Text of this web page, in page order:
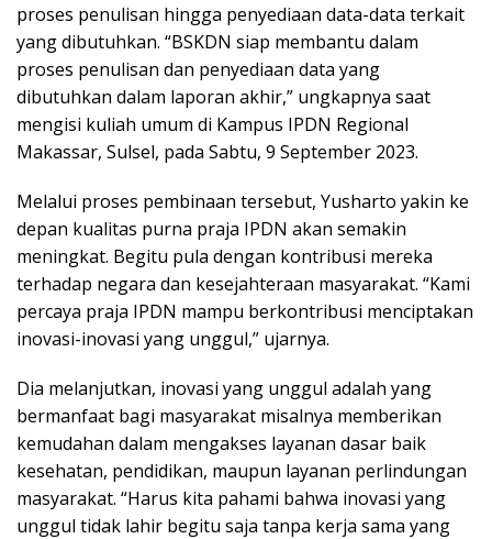
proses penulisan hingga penyediaan data-data terkait
yang dibutuhkan. “BSKDN siap membantu dalam
proses penulisan dan penyediaan data yang
dibutuhkan dalam laporan akhir,” ungkapnya saat
mengisi kuliah umum di Kampus IPDN Regional
Makassar, Sulsel, pada Sabtu, 9 September 2023.
Melalui proses pembinaan tersebut, Yusharto yakin ke
depan kualitas purna praja IPDN akan semakin
meningkat. Begitu pula dengan kontribusi mereka
terhadap negara dan kesejahteraan masyarakat. “Kami
percaya praja IPDN mampu berkontribusi menciptakan
inovasi-inovasi yang unggul,” ujarnya.
Dia melanjutkan, inovasi yang unggul adalah yang
bermanfaat bagi masyarakat misalnya memberikan
kemudahan dalam mengakses layanan dasar baik
kesehatan, pendidikan, maupun layanan perlindungan
masyarakat. “Harus kita pahami bahwa inovasi yang
unggul tidak lahir begitu saja tanpa kerja sama yang